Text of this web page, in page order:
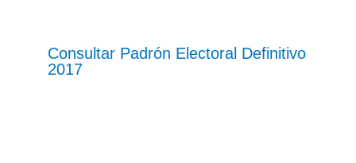
Consultar Padrón Electoral Definitivo
2017